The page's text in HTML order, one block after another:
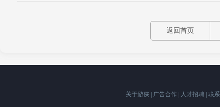
返回首页
关于游侠 广告合作 人才招聘 联